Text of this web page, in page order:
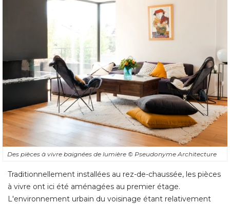
Des pièces à vivre baignées de lumière © Pseudonyme Architecture
Traditionnellement installées au rez-de-chaussée, les pièces
à vivre ont ici été aménagées au premier étage.
L'environnement urbain du voisinage étant relativement